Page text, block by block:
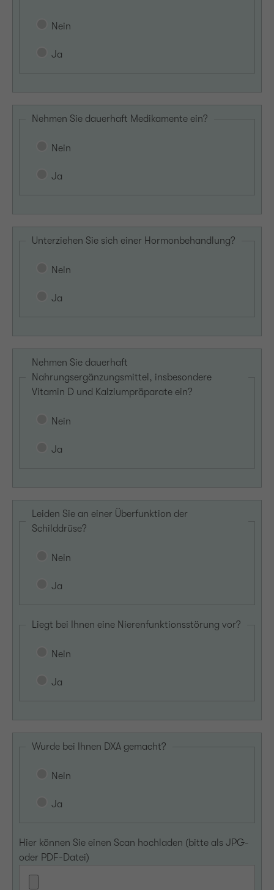
Nein
Ja
Nehmen Sie dauerhaft Medikamente ein?
Nein
Ja
Unterziehen Sie sich einer Hormonbehandlung?
Nein
Ja
Nehmen Sie dauerhaft
Nahrungsergänzungsmittel, insbesondere
Vitamin D und Kalziumpräparate ein?
Nein
Ja
Leiden Sie an einer Überfunktion der
Schilddrüse?
Nein
Ja
Liegt bei Ihnen eine Nierenfunktionsstörung vor?
Nein
Ja
Wurde bei Ihnen DXA gemacht?
Nein
Ja
Hier können Sie einen Scan hochladen (bitte als JPG-
oder PDF-Datei)